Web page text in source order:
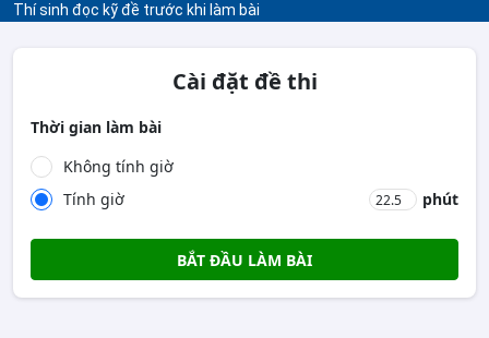
Thí sinh đọc kỹ đề trước khi làm bài
Cài đặt đề thi
Thời gian làm bài
Không tính giờ
Tính giờ
phút
BẮT ĐẦU LÀM BÀI